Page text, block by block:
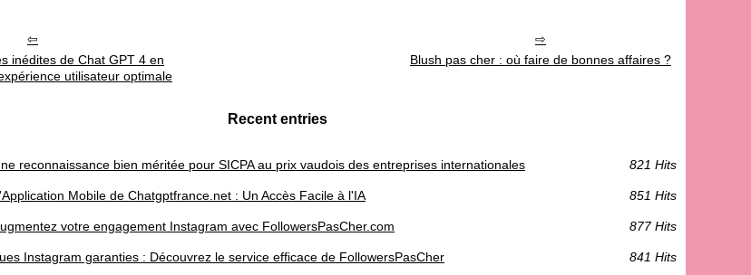
inédites de Chat GPT 4 en
utilisateur optimale
Blush pas cher : où faire de bonnes affaires ?
Recent entries
reconnaissance bien méritée pour SICPA au prix vaudois des entreprises internationales 821 Hits
Mobile de Chatgptfrance.net : Un Accès Facile à l'IA 851 Hits
votre engagement Instagram avec FollowersPasCher.com 877 Hits
Instagram garanties : Découvrez le service efficace de FollowersPasCher 841 Hits